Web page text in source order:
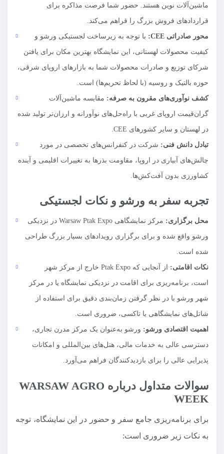
ماشین‌آلات نوین هستند. حضور شما فرصت مذاکره برای
قراردادهای فروش بزرگ را فراهم می‌کند.
محور صادراتی CEE
: با توجه به زیرساخت لجستیکی ورشو و
کیفیت محصولات لهستانی، این نمایشگاه بهترین مکان برای یافتن
شرکای توزیع و صادرات محصولات شما به بازارهای اروپای شرقی،
حوزه بالتیک و روسیه (با لحاظ تحریم‌ها) است.
کشف نوآوری‌های مقرون به صرفه: مقایسه ماشین‌آلات
گران‌قیمت اروپای غربی با راه‌حل‌های نوآورانه و ارزان‌تر تولید شده
در لهستان و سایر کشورهای CEE.
تبادل دانش فنی: شرکت در کنفرانس‌های تخصصی در مورد
چالش‌های آبیاری در اروپا، مقاومت بذرها به تغییرات اقلیمی و آینده
کشاورزی بدون آفت‌کش‌ها.
تجربه سفر به ورشو و نکات لجستیکی
محل برگزاری:
مرکز نمایشگاهی Warsaw Ptak Expo در نزدیکی
ورشو واقع شده و برای برگزاری رویدادهای بسیار بزرگ طراحی
شده است.
نکات اقامتی:
از آنجایی که Ptak Expo خارج از مرکز شهر
است، برنامه‌ریزی برای اقامت در نزدیکی نمایشگاه یا در مرکز
شهر ورشو با در نظر گرفتن زمان‌بندی دقیق برای استفاده از
شاتل‌های نمایشگاهی یا تاکسی، ضروری است.
اهمیت اقتصادی ورشو: ورشو به‌عنوان یک مرکز مدرن تجاری،
دسترسی عالی به خدمات مالی، هتل‌های بین‌المللی و امکانات
پذیرایی عالی را برای بازدیدکنندگان فراهم می‌آورد.
سوالات متداول درباره WARSAW AGRO
WEEK
برای برنامه‌ریزی جامع سفر و حضور در این نمایشگاه، توجه
به نکات زیر ضروری است: